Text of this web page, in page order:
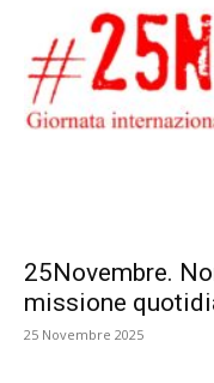
25Novembre.
missione
25 Novembre 2025